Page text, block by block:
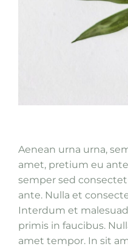
Aenean urna urna,
amet, pretium eu
semper sed
ante. Nulla et
Interdum et
primis in faucibus.
amet tempor. In sit